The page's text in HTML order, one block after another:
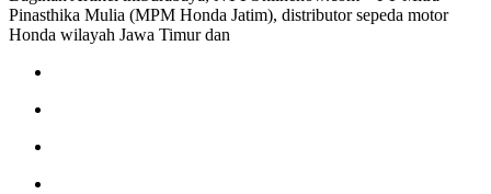
Pinasthika Mulia (MPM Honda Jatim), distributor sepeda motor
Honda wilayah Jawa Timur dan